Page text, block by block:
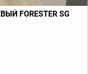
FORESTER SG